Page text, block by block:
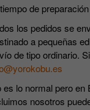
de
los pedidos se
a pequeñas
de tipo ordinario.
es lo normal pero en
nosotros